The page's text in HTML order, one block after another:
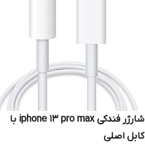
شارژر فندکی iphone 13 pro max با
کابل اصلی